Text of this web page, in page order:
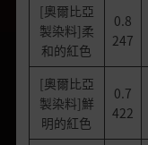
[奧爾比亞
製染料]柔
和的紅色
0.8
247
[奧爾比亞
製染料]鮮
明的紅色
0.7
422